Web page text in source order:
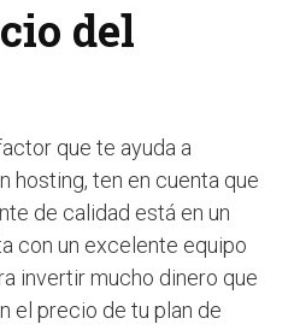
del
que te ayuda a
hosting, ten en cuenta que
de calidad está en un
con un excelente equipo
invertir mucho dinero que
el precio de tu plan de